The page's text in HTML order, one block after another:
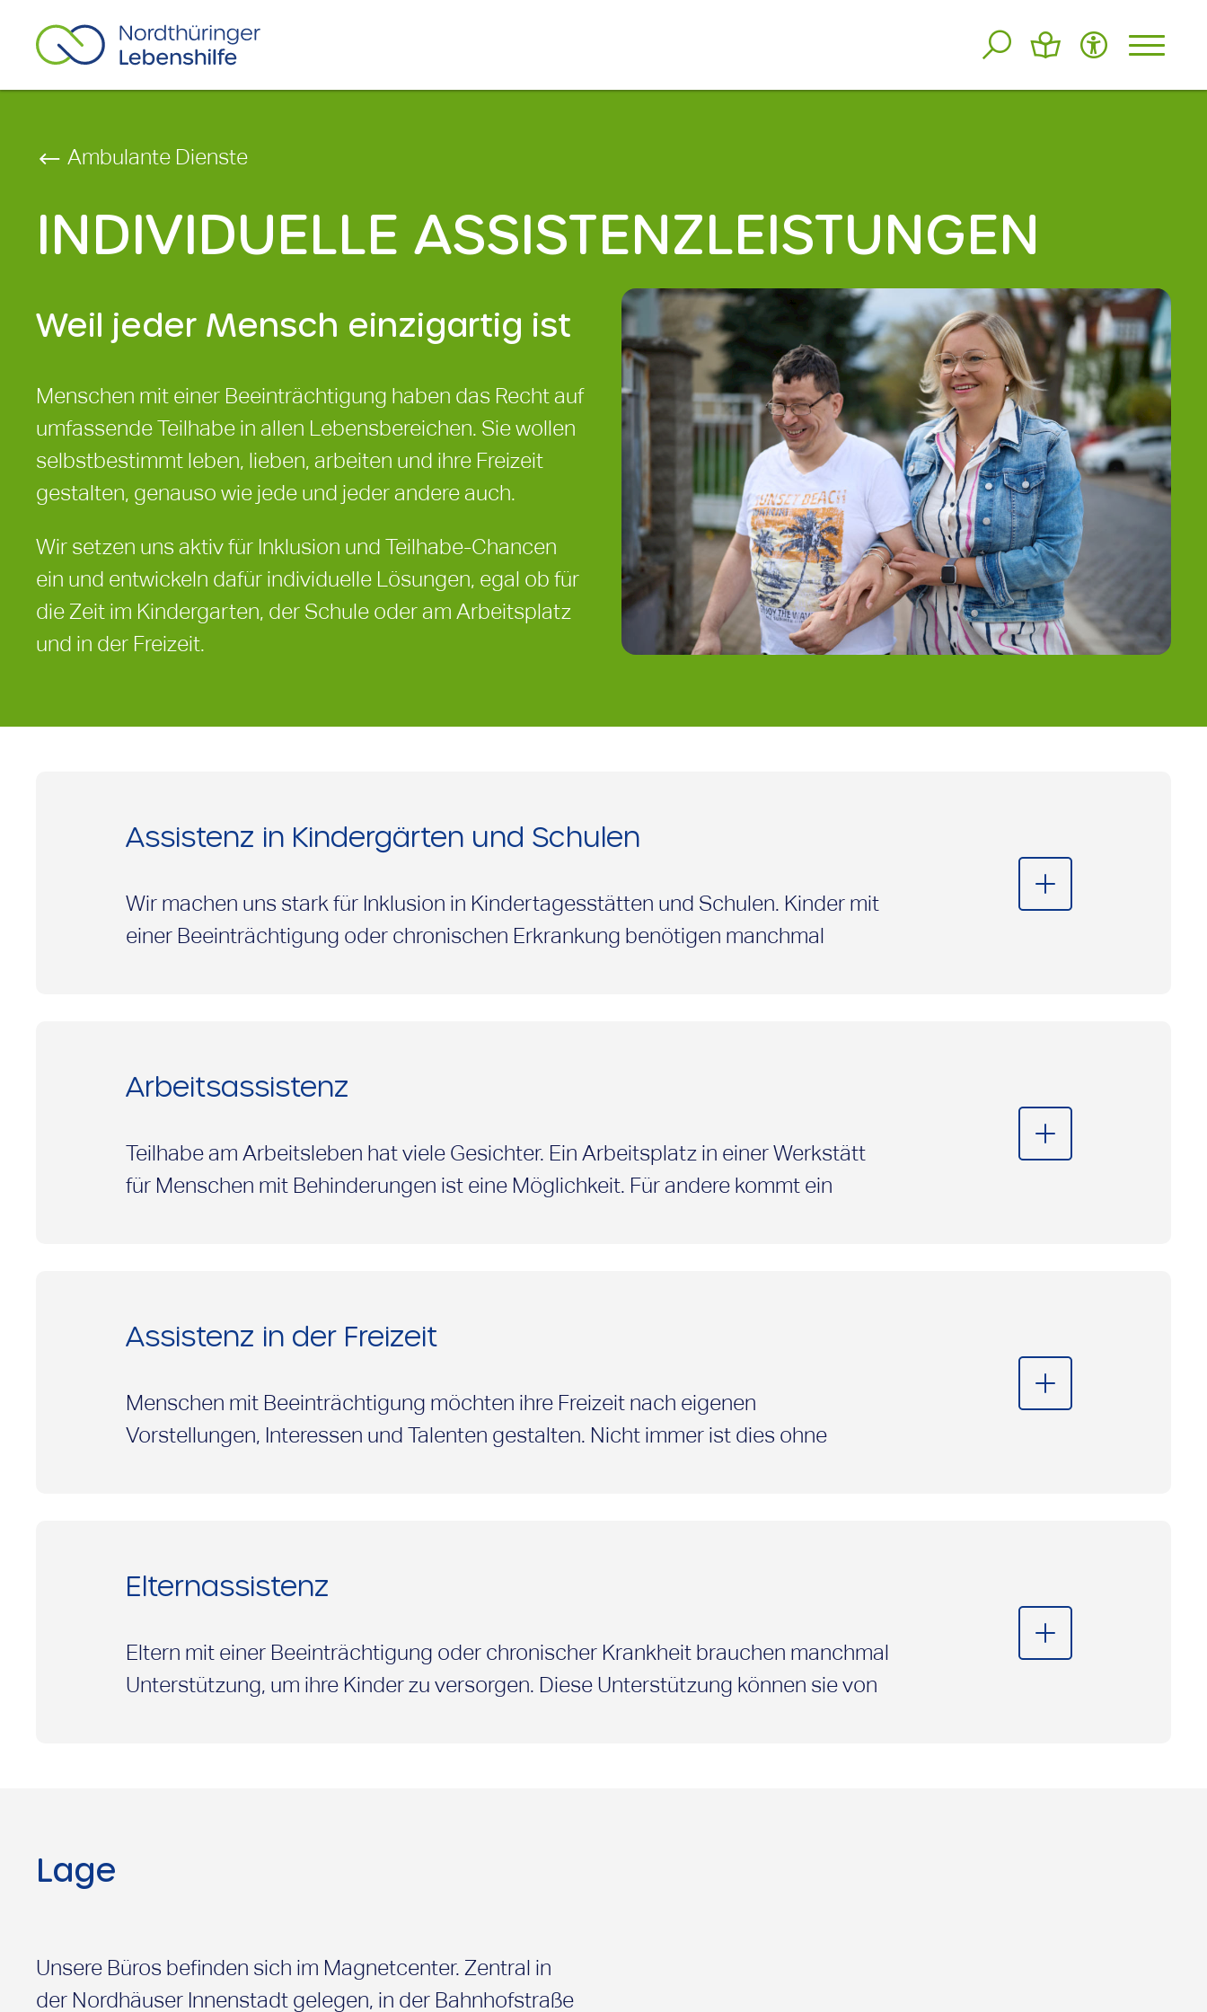
Ambulante Dienste
INDIVIDUELLE ASSISTENZLEISTUNGEN
Weil jeder Mensch einzigartig ist
Menschen mit einer Beeinträchtigung haben das Recht auf
umfassende Teilhabe in allen Lebensbereichen. Sie wollen
selbstbestimmt leben, lieben, arbeiten und ihre Freizeit
gestalten, genauso wie jede und jeder andere auch.
Wir setzen uns aktiv für Inklusion und Teilhabe-Chancen
ein und entwickeln dafür individuelle Lösungen, egal ob für
die Zeit im Kindergarten, der Schule oder am Arbeitsplatz
und in der Freizeit.
Assistenz in Kindergärten und Schulen
Wir machen uns stark für Inklusion in Kindertagesstätten und Schulen. Kinder mit
einer Beeinträchtigung oder chronischen Erkrankung benötigen manchmal
Arbeitsassistenz
Teilhabe am Arbeitsleben hat viele Gesichter. Ein Arbeitsplatz in einer Werkstätt
für Menschen mit Behinderungen ist eine Möglichkeit. Für andere kommt ein
Arbeitsleben sein.
Assistenz in der Freizeit
Menschen mit Beeinträchtigung möchten ihre Freizeit nach eigenen
Vorstellungen, Interessen und Talenten gestalten. Nicht immer ist dies ohne
Elternassistenz
Eltern mit einer Beeinträchtigung oder chronischer Krankheit brauchen manchmal
Unterstützung, um ihre Kinder zu versorgen. Diese Unterstützung können sie von
Lage
Unsere Büros befinden sich im Magnetcenter. Zentral in
der Nordhäuser Innenstadt gelegen, in der Bahnhofstraße